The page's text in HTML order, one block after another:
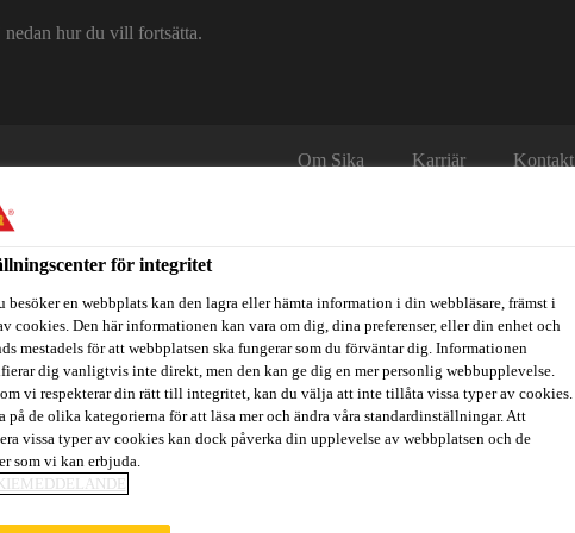
hur du vill fortsätta.
Om Sika Karriär Kontakt
Referenser Teknisk Support Föreskrivare / Arkitekt
Sika Boom® Cleaner
för integritet
besöker en webbplats kan den lagra eller hämta information i din webbläsare, främst i
cookies. Den här informationen kan vara om dig, dina preferenser, eller din enhet och
mestadels för att webbplatsen ska fungerar som du förväntar dig. Informationen
dig vanligtvis inte direkt, men den kan ge dig en mer personlig webbupplevelse.
vi respekterar din rätt till integritet, kan du välja att inte tillåta vissa typer av cookies.
på de olika kategorierna för att läsa mer och ändra våra standardinställningar. Att
vissa typer av cookies kan dock påverka din upplevelse av webbplatsen och de
som vi kan erbjuda.